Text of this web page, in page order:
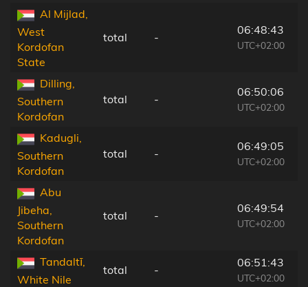
Al Mijlad,
West
Kordofan
State
total -
06:48:43
UTC+02:00
Dilling,
Southern
Kordofan
total -
06:50:06
UTC+02:00
Kadugli,
Southern
Kordofan
total -
06:49:05
UTC+02:00
Abu
Jibeha,
Southern
Kordofan
total -
06:49:54
UTC+02:00
Tandaltī,
White Nile
total -
06:51:43
UTC+02:00